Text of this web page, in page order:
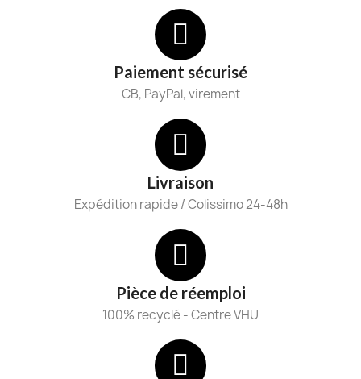
Paiement sécurisé
CB, PayPal, virement
Livraison
Expédition rapide / Colissimo 24-48h
Pièce de réemploi
100% recyclé - Centre VHU